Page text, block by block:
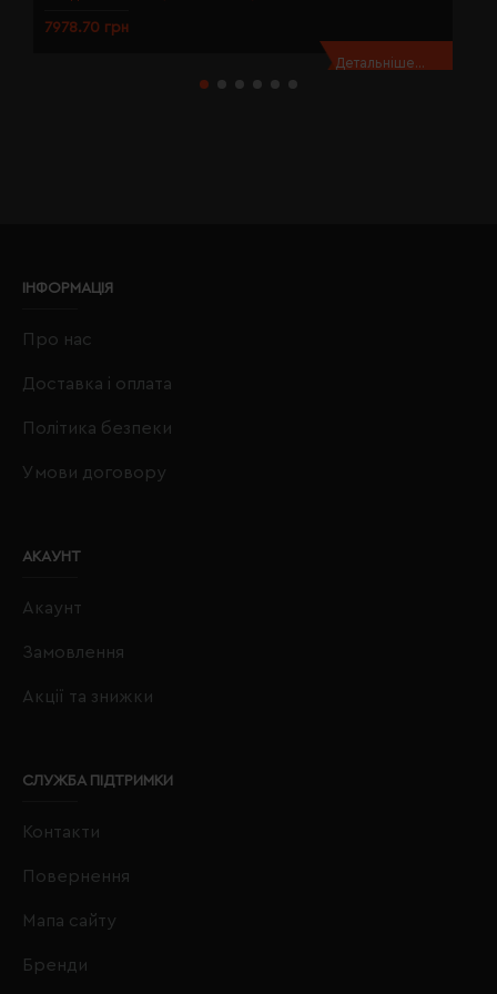
7978.70 грн
Детальніше...
ІНФОРМАЦІЯ
Про нас
Доставка і оплата
Політика безпеки
Умови договору
АКАУНТ
Акаунт
Замовлення
Акції та знижки
СЛУЖБА ПІДТРИМКИ
Контакти
Повернення
Мапа сайту
Бренди